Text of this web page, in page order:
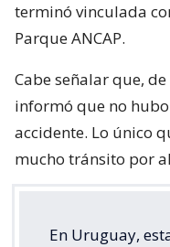
terminó vinculada
Parque ANCAP.
Cabe señalar que,
informó que no
accidente. Lo único
mucho tránsito por
En Uruguay,